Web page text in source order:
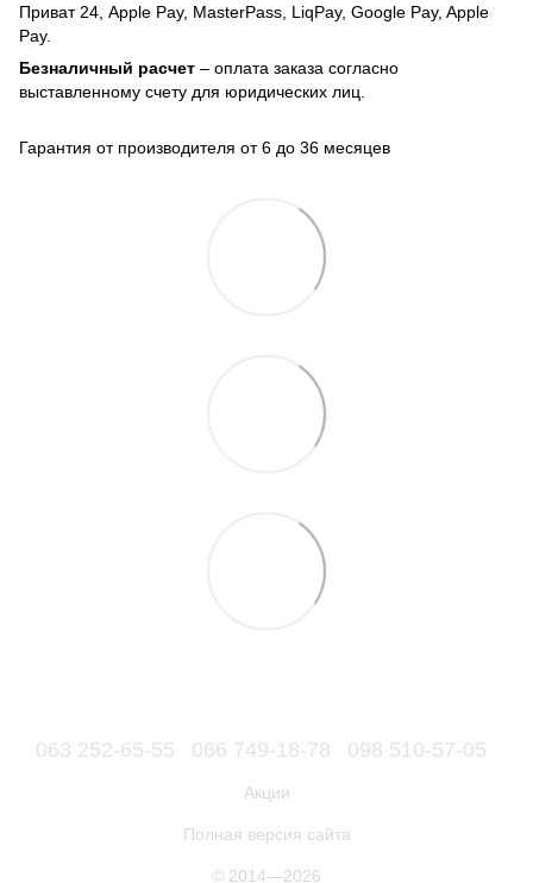
Приват 24, Apple Pay, MasterPass, LiqPay, Google Pay, Apple
Pay.
Безналичный расчет – оплата заказа согласно
выставленному счету для юридических лиц.
Гарантия от производителя от 6 до 36 месяцев
063 252-65-55 066 749-18-78 098 510-57-05
Акции
Полная версия сайта
© 2014—2026